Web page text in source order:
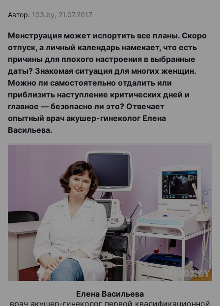
Автор: 103.by, 21.07.2017
Менструация может испортить все планы. Скоро
отпуск, а личный календарь намекает, что есть
причины для плохого настроения в выбранные
даты? Знакомая ситуация для многих женщин.
Можно ли самостоятельно отдалить или
приблизить наступление критических дней и
главное — безопасно ли это? Отвечает
опытный врач акушер-гинеколог Елена
Васильева.
Елена Васильева
врач акушер-гинеколог первой квалификационной